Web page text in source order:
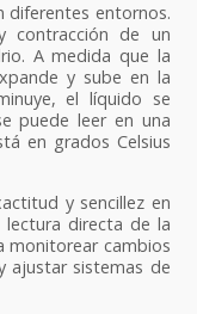
diferentes entornos.
contracción de un
A medida que la
y sube en la
el líquido se
puede leer en una
en grados Celsius
y sencillez en
directa de la
monitorear cambios
ajustar sistemas de